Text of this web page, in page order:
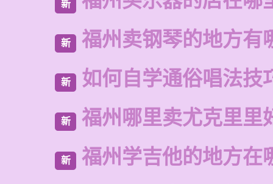
新
新 福州卖钢琴的地方有
新 如何自学通俗唱法技
新 福州哪里卖尤克里里
新 福州学吉他的地方在